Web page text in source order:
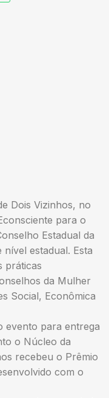
Dois Vizinhos, no
para o
Estadual da
estadual. Esta
práticas
da Mulher
Social, Econômica
evento para entrega
o Núcleo da
recebeu o Prêmio
com o